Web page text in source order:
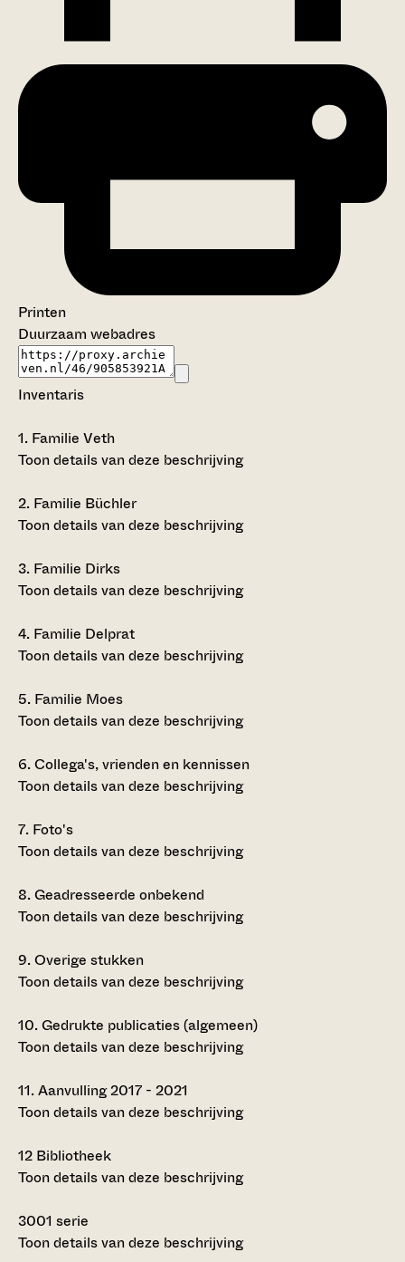
Printen
Duurzaam webadres
Inventaris
1. Familie Veth
Toon details van deze beschrijving
2. Familie Büchler
Toon details van deze beschrijving
3. Familie Dirks
Toon details van deze beschrijving
4. Familie Delprat
Toon details van deze beschrijving
5. Familie Moes
Toon details van deze beschrijving
6.Collega's, vrienden en kennissen
Toon details van deze beschrijving
7. Foto's
Toon details van deze beschrijving
8.Geadresseerde onbekend
Toon details van deze beschrijving
9.Overige stukken
Toon details van deze beschrijving
10.Gedrukte publicaties (algemeen)
Toon details van deze beschrijving
11.Aanvulling 2017 - 2021
Toon details van deze beschrijving
12 Bibliotheek
Toon details van deze beschrijving
3001 serie
Toon details van deze beschrijving